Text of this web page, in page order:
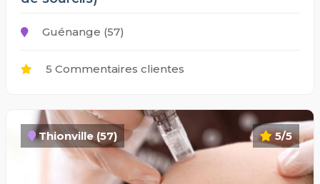
Guénange (57)
5 Commentaires clientes
5/5
Thionville (57)